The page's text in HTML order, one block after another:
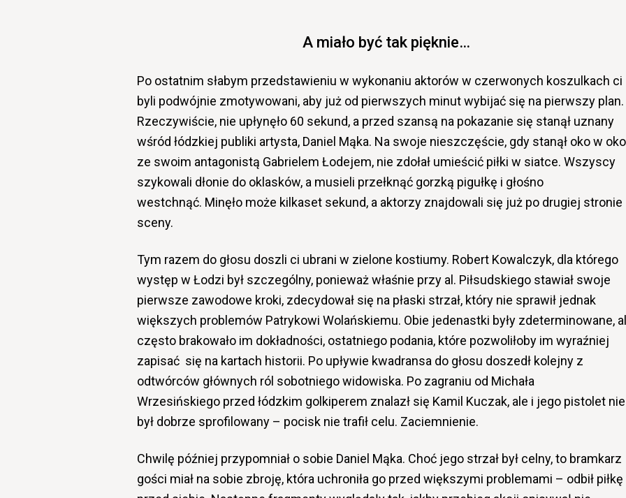
A miało być tak pięknie…
Po ostatnim słabym przedstawieniu w wykonaniu aktorów w czerwonych koszulkach ci
byli podwójnie zmotywowani, aby już od pierwszych minut wybijać się na pierwszy plan.
Rzeczywiście, nie upłynęło 60 sekund, a przed szansą na pokazanie się stanął uznany
wśród łódzkiej publiki artysta, Daniel Mąka. Na swoje nieszczęście, gdy stanął oko w oko
ze swoim antagonistą Gabrielem Łodejem, nie zdołał umieścić piłki w siatce. Wszyscy
szykowali dłonie do oklasków, a musieli przełknąć gorzką pigułkę i głośno
westchnąć. Minęło może kilkaset sekund, a aktorzy znajdowali się już po drugiej stronie
sceny.
Tym razem do głosu doszli ci ubrani w zielone kostiumy. Robert Kowalczyk, dla którego
występ w Łodzi był szczególny, ponieważ właśnie przy al. Piłsudskiego stawiał swoje
pierwsze zawodowe kroki, zdecydował się na płaski strzał, który nie sprawił jednak
większych problemów Patrykowi Wolańskiemu. Obie jedenastki były zdeterminowane,
często brakowało im dokładności, ostatniego podania, które pozwoliłoby im wyraźniej
zapisać się na kartach historii. Po upływie kwadransa do głosu doszedł kolejny z
odtwórców głównych ról sobotniego widowiska. Po zagraniu od Michała
Wrzesińskiego przed łódzkim golkiperem znalazł się Kamil Kuczak, ale i jego pistolet nie
był dobrze sprofilowany – pocisk nie trafił celu. Zaciemnienie.
Chwilę później przypomniał o sobie Daniel Mąka. Choć jego strzał był celny, to bramkarz
gości miał na sobie zbroję, która uchroniła go przed większymi problemami – odbił piłkę